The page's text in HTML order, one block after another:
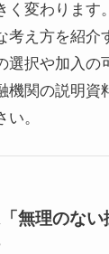
く変わります
考え方を紹介
選択や加入の
機関の説明資
。
無理のない